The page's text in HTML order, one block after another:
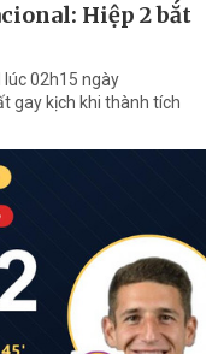
Hiệp 2 bắt
lúc 02h15 ngày
gay kịch khi thành tích